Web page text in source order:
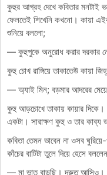
কুহুর আগ্রহ দেখে কবিতার মনটাই
ফেলতেই শিখেনি কখনো। কায়া
শুনিয়ে বললো;
— কুহুপুকে অনুরোধ করার দরকার
কুহু চোখ রাঙ্গিয়ে তাকাতেউ কায়া
— অ্যাই মিন; বড়মার আদরের
কুহু আড়চোখে তাকায় কায়ার
একটা। সারাক্ষণ কুহু ও তার কাব্য
কবিতা তেমন ভাবেন না ওসব
কাঁচের বাটিটা তুলে দিয়ে হেসে
— মা ভাত বাড়ছি। দ্রুত আসিও।